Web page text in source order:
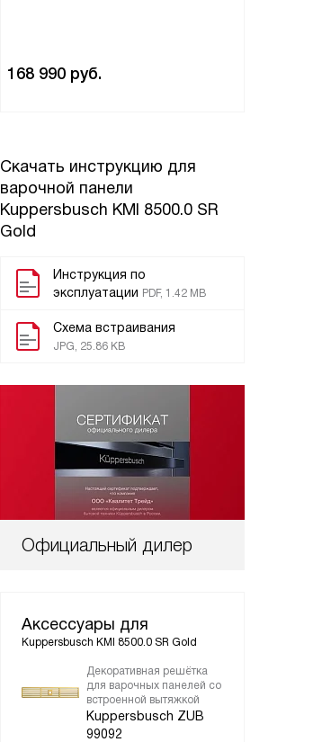
168 990 руб.
Скачать инструкцию для
варочной панели
Kuppersbusch KMI 8500.0 SR
Gold
Инструкция по
эксплуатации PDF, 1.42 MB
Схема встраивания
JPG, 25.86 KB
Официальный дилер
Аксессуары для
Kuppersbusch KMI 8500.0 SR Gold
Декоративная решётка
для варочных панелей со
встроенной вытяжкой
Kuppersbusch ZUB
99092